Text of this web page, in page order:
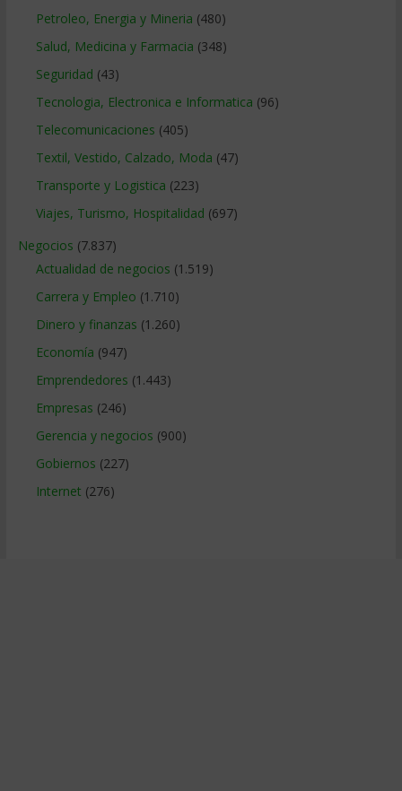
Petroleo, Energia y Mineria (480)
Salud, Medicina y Farmacia (348)
Seguridad (43)
Tecnologia, Electronica e Informatica (96)
Telecomunicaciones (405)
Textil, Vestido, Calzado, Moda (47)
Transporte y Logistica (223)
Viajes, Turismo, Hospitalidad (697)
Negocios (7.837)
Actualidad de negocios (1.519)
Carrera y Empleo (1.710)
Dinero y finanzas (1.260)
Economía (947)
Emprendedores (1.443)
Empresas (246)
Gerencia y negocios (900)
Gobiernos (227)
Internet (276)